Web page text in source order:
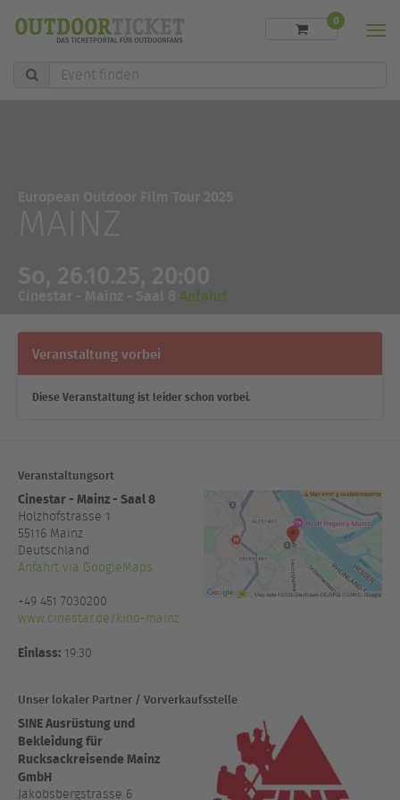
Event
finden
0
Anfahrt
Veranstaltung vorbei
Diese Veranstaltung ist leider schon vorbei.
Veranstaltungsort
Cinestar - Mainz - Saal 8
Holzhofstrasse 1
55116 Mainz
Deutschland
Anfahrt via GoogleMaps
+49 451 7030200
www.cinestar.de/kino-mainz
Einlass: 19:30
Unser lokaler Partner / Vorverkaufsstelle
SINE Ausrüstung und
Bekleidung für
Rucksackreisende Mainz
GmbH
Jakobsbergstrasse 6